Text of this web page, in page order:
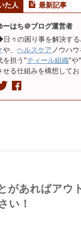
た人 最新記事
ーはち＠ブログ運営者
々の困り事を解決する
や、 ヘルスケア ノウハ
を担う"ティール組織"や"
せる仕組みを構想してお
があればアウ
い！